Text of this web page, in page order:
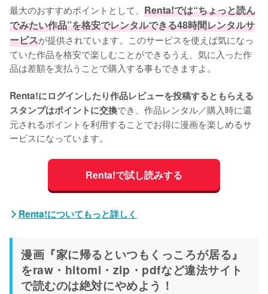
最大のおすすめポイントとして、 Renta!では“ちょっと読ん
でみたい作品”を格安でレンタルできる48時間レンタルサ
ービスが提供されています。このサービスを使えば気になっ
ていた作品を格安で楽しむことができるうえ、気に入った作
品は差額を支払うことで購入する事もできますよ。
Renta!にログインしたり作品レビューを投稿するともらえる
スタンプはポイントに交換でき、作品レンタル／購入時に還
元されるポイントを利用することでお得に漫画を楽しめるサ
ービスになっています。
Renta!で試し読みする
Renta!についてもっと詳しく
漫画『家に帰るといつもくっころが居る』
をraw・hitomi・zip・pdfなど違法サイト
で読むのは絶対にやめよう！